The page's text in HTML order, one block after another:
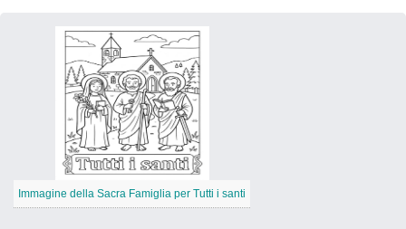
Immagine della Sacra Famiglia per Tutti i santi